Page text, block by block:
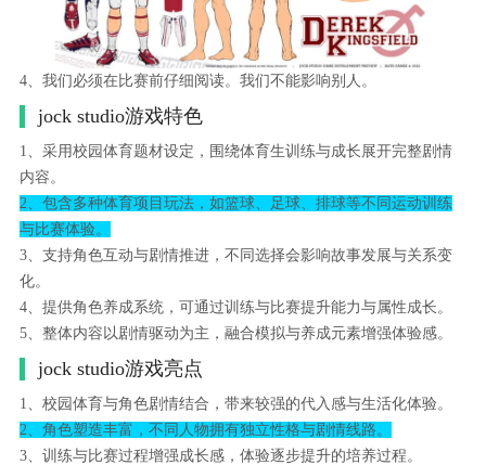
4、我们必须在比赛前仔细阅读。我们不能影响别人。
jock studio游戏特色
1、采用校园体育题材设定，围绕体育生训练与成长展开完整剧情
内容。
2、包含多种体育项目玩法，如篮球、足球、排球等不同运动训练
与比赛体验。
3、支持角色互动与剧情推进，不同选择会影响故事发展与关系变
化。
4、提供角色养成系统，可通过训练与比赛提升能力与属性成长。
5、整体内容以剧情驱动为主，融合模拟与养成元素增强体验感。
jock studio游戏亮点
1、校园体育与角色剧情结合，带来较强的代入感与生活化体验。
2、角色塑造丰富，不同人物拥有独立性格与剧情线路。
3、训练与比赛过程增强成长感，体验逐步提升的培养过程。